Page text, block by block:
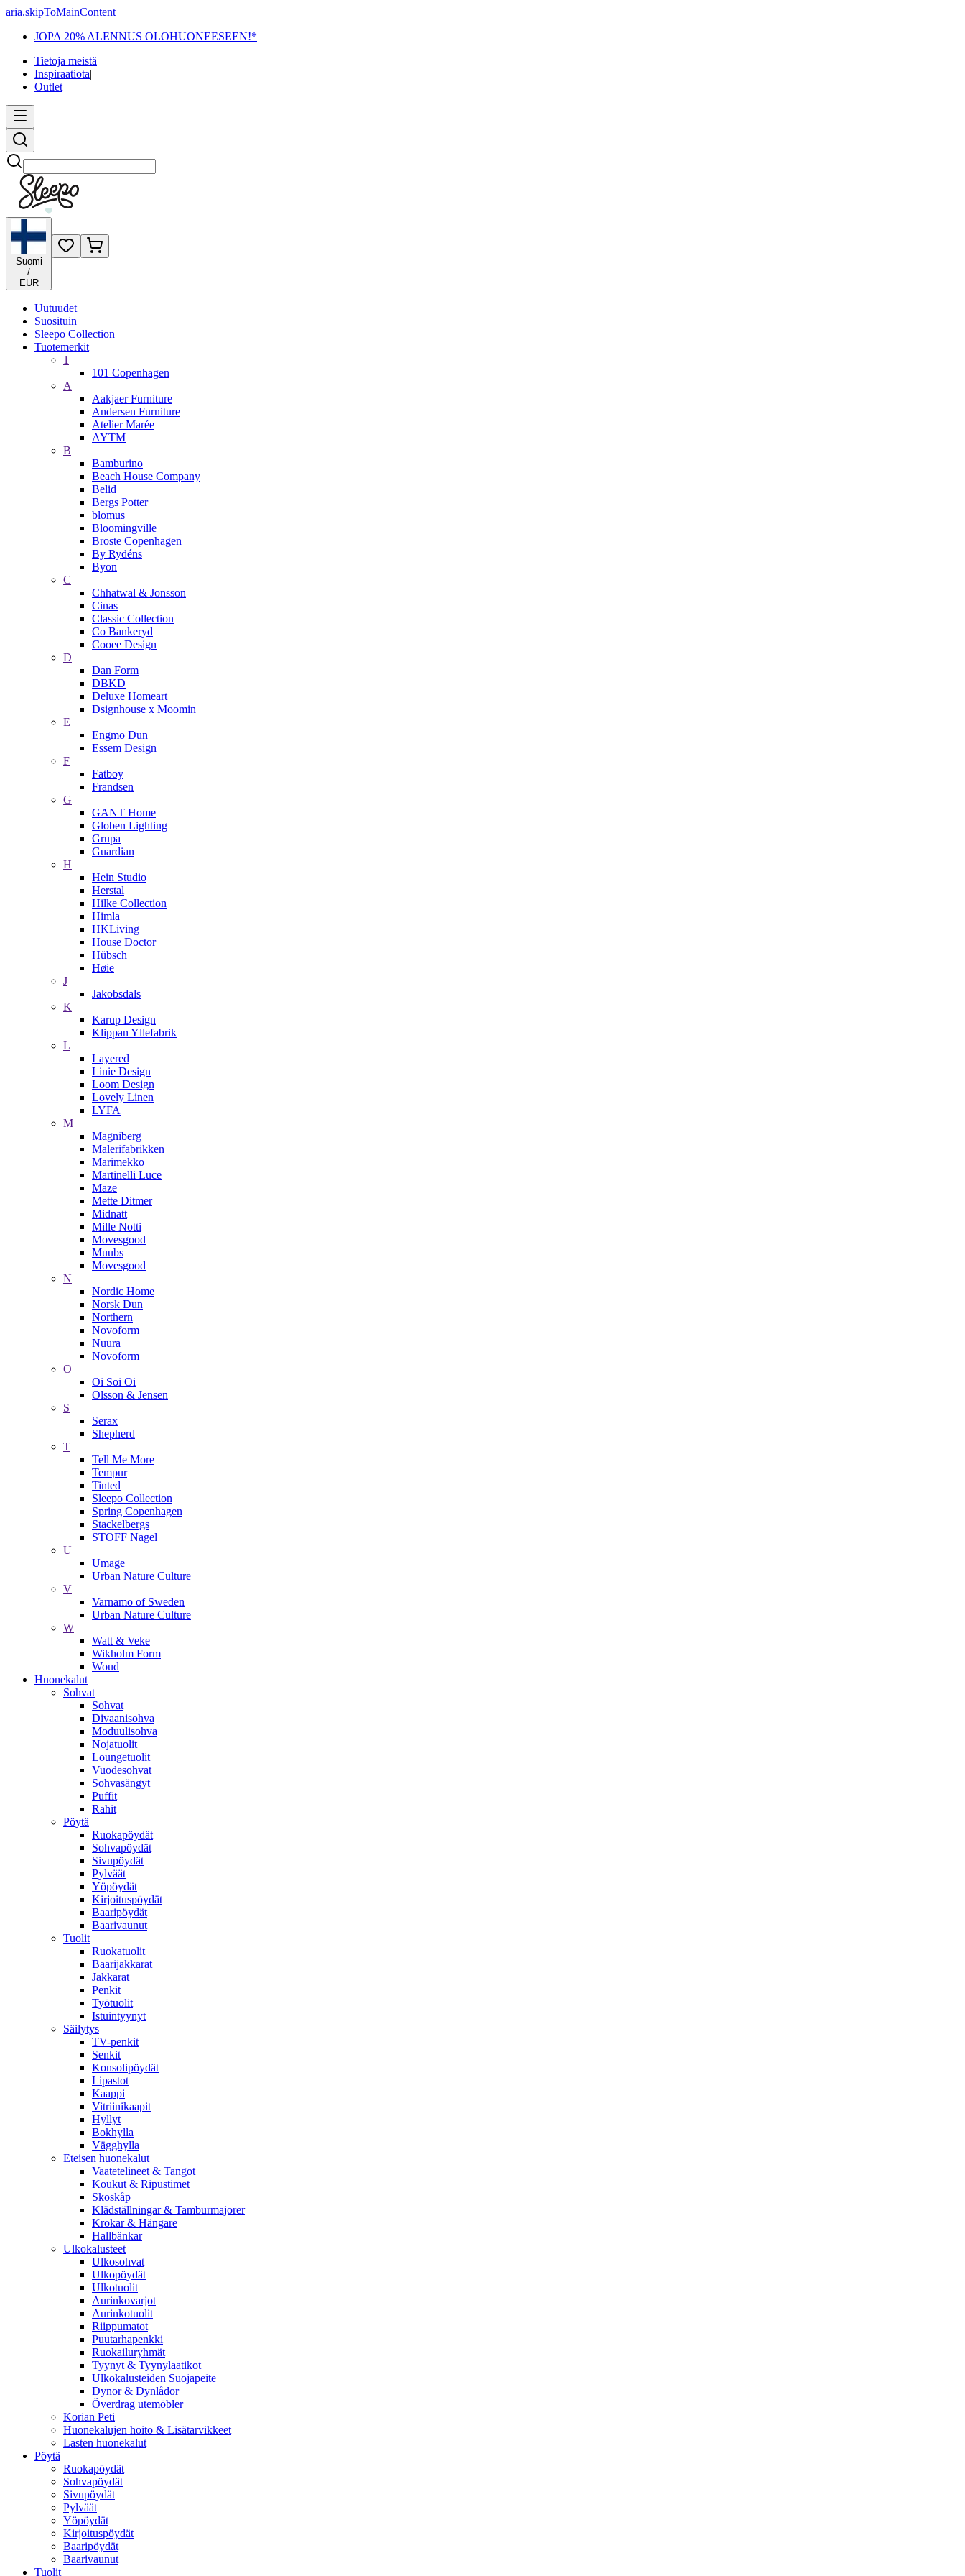
aria.skipToMainContent
JOPA 20% ALENNUS OLOHUONEESEEN!*
Tietoja meistä|
Inspiraatiota|
Outlet
Etsi
Suomi
/
EUR
Uutuudet
Suosituin
Sleepo Collection
Tuotemerkit
1
101 Copenhagen
A
Aakjaer Furniture
Andersen Furniture
Atelier Marée
AYTM
B
Bamburino
Beach House Company
Belid
Bergs Potter
blomus
Bloomingville
Broste Copenhagen
By Rydéns
Byon
C
Chhatwal & Jonsson
Cinas
Classic Collection
Co Bankeryd
Cooee Design
D
Dan Form
DBKD
Deluxe Homeart
Dsignhouse x Moomin
E
Engmo Dun
Essem Design
F
Fatboy
Frandsen
G
GANT Home
Globen Lighting
Grupa
Guardian
H
Hein Studio
Herstal
Hilke Collection
Himla
HKLiving
House Doctor
Hübsch
Høie
J
Jakobsdals
K
Karup Design
Klippan Yllefabrik
L
Layered
Linie Design
Loom Design
Lovely Linen
LYFA
M
Magniberg
Malerifabrikken
Marimekko
Martinelli Luce
Maze
Mette Ditmer
Midnatt
Mille Notti
Movesgood
Muubs
Movesgood
N
Nordic Home
Norsk Dun
Northern
Novoform
Nuura
Novoform
O
Oi Soi Oi
Olsson & Jensen
S
Serax
Shepherd
T
Tell Me More
Tempur
Tinted
Sleepo Collection
Spring Copenhagen
Stackelbergs
STOFF Nagel
U
Umage
Urban Nature Culture
V
Varnamo of Sweden
Urban Nature Culture
W
Watt & Veke
Wikholm Form
Woud
Huonekalut
Sohvat
Sohvat
Divaanisohva
Moduulisohva
Nojatuolit
Loungetuolit
Vuodesohvat
Sohvasängyt
Puffit
Rahit
Pöytä
Ruokapöydät
Sohvapöydät
Sivupöydät
Pylväät
Yöpöydät
Kirjoituspöydät
Baaripöydät
Baarivaunut
Tuolit
Ruokatuolit
Baarijakkarat
Jakkarat
Penkit
Työtuolit
Istuintyynyt
Säilytys
TV-penkit
Senkit
Konsolipöydät
Lipastot
Kaappi
Vitriinikaapit
Hyllyt
Bokhylla
Vägghylla
Eteisen huonekalut
Vaatetelineet & Tangot
Koukut & Ripustimet
Skoskåp
Klädställningar & Tamburmajorer
Krokar & Hängare
Hallbänkar
Ulkokalusteet
Ulkosohvat
Ulkopöydät
Ulkotuolit
Aurinkovarjot
Aurinkotuolit
Riippumatot
Puutarhapenkki
Ruokailuryhmät
Tyynyt & Tyynylaatikot
Ulkokalusteiden Suojapeite
Dynor & Dynlådor
Överdrag utemöbler
Korian Peti
Huonekalujen hoito & Lisätarvikkeet
Lasten huonekalut
Pöytä
Ruokapöydät
Sohvapöydät
Sivupöydät
Pylväät
Yöpöydät
Kirjoituspöydät
Baaripöydät
Baarivaunut
Tuolit